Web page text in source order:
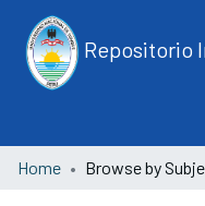
Repositorio
Home Browse by